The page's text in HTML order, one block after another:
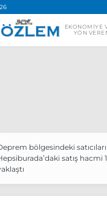
EKONOMIYE
YÖN
Ekrem İmamoğlu’nu
bölgesindeki
satış hacmi